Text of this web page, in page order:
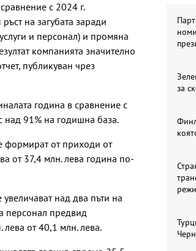
с 2024 г.
на загубата заради
и персонал) и промяна
компанията значително
публикуван чрез
година в сравнение с
над 91% на годишна база.
формират от приходи от
от 37,4 млн. лева година по-
над два пъти на
персонал предвид
от 40,1 млн. лева.
за